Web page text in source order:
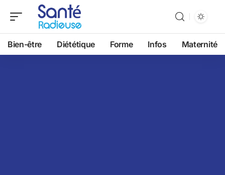
Bien-être Diététique Forme Infos Maternité